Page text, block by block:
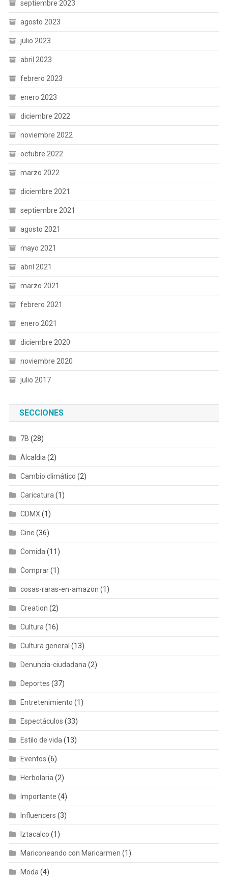
septiembre 2023
agosto 2023
julio 2023
abril 2023
febrero 2023
enero 2023
diciembre 2022
noviembre 2022
octubre 2022
marzo 2022
diciembre 2021
septiembre 2021
agosto 2021
mayo 2021
abril 2021
marzo 2021
febrero 2021
enero 2021
diciembre 2020
noviembre 2020
julio 2017
SECCIONES
7B (28)
Alcaldia (2)
Cambio climático (2)
Caricatura (1)
CDMX (1)
Cine (36)
Comida (11)
Comprar(1)
cosas-raras-en-amazon (1)
Creation (2)
Cultura (16)
Cultura general (13)
Denuncia-ciudadana (2)
Deportes (37)
Entretenimiento (1)
Espectáculos (33)
Estilo de vida (13)
Eventos (6)
Herbolaria (2)
Importante (4)
Influencers (3)
Iztacalco (1)
Mariconeando con Maricarmen (1)
Moda (4)